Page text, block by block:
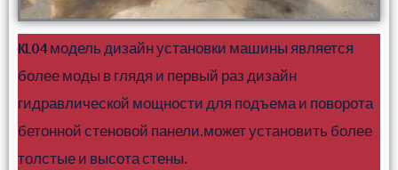
KL04 модель дизайн установки машины является
более моды в глядя и первый раз дизайн
гидравлической мощности для подъема и поворота
бетонной стеновой панели.может установить более
толстые и высота стены.